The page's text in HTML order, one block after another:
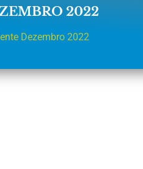
2022
Dezembro 2022